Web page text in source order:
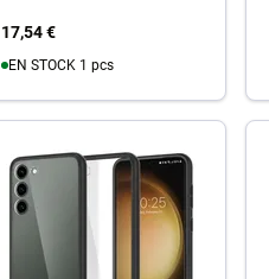
17,54 €
EN STOCK 1 pcs